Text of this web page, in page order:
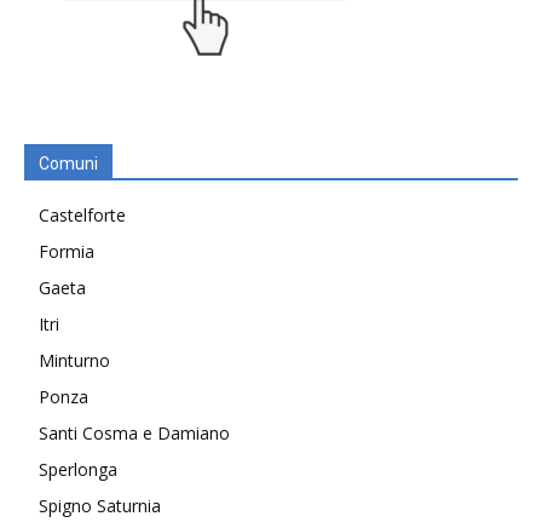
Comuni
Castelforte
Formia
Gaeta
Itri
Minturno
Ponza
Santi Cosma e Damiano
Sperlonga
Spigno Saturnia